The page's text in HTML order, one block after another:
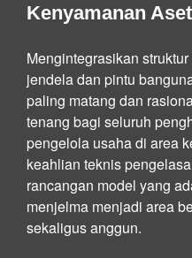
Kenyamanan
Mengintegrasikan
jendela dan pintu
paling matang dan
tenang bagi seluruh
pengelola usaha di area
keahlian teknis
rancangan model yang
menjelma menjadi area
sekaligus anggun.